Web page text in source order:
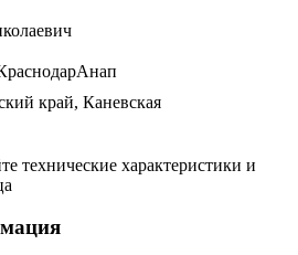
край, Каневская
технические характеристики и